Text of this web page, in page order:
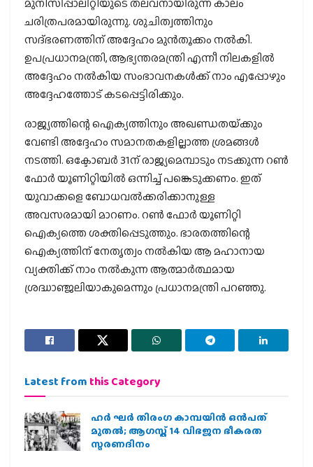
മുനിസിപ്പാലിറ്റിയുടെ തലവനായിരുന്ന കാലം
ചരിത്രപരമായിരുന്നു. ശുചിത്വത്തിനും
സദ്ഭരണത്തിന് അദ്ദേഹം മുന്‍തൂക്കം നല്‍കി.
ഉപപ്രധാനമന്ത്രി, ആഭ്യന്തരമന്ത്രി എന്നീ നിലകളില്‍
അദ്ദേഹം നല്‍കിയ സംഭാവനകള്‍ക്ക് നാം എപ്പോഴും
അദ്ദേഹത്തോട് കടപ്പെട്ടിരിക്കും.
രാജ്യത്തിന്റെ ഐക്യത്തിനും അഖണ്ഡതയ്‌ക്കും
വേണ്ടി അദ്ദേഹം സമാനതകളില്ലാത്ത ശ്രമങ്ങള്‍
നടത്തി. ഒക്ടോബര്‍ 31ന് രാജ്യമെമ്പാടും നടക്കുന്ന റണ്‍
ഫോര്‍ യൂണിറ്റിയില്‍ ഒന്നിച്ച് പങ്കെടുക്കണം. ഇത്
യുവാക്കളെ ബോധവല്‍ക്കരിക്കാനുള്ള
അവസരമായി മാറണം. റണ്‍ ഫോര്‍ യൂണിറ്റി
ഐക്യത്തെ ശക്തിപ്പെടുത്തും. ഭാരതത്തിന്റെ
ഐക്യത്തിന് നേതൃത്വം നല്‍കിയ ആ മഹാനായ
വ്യക്തിക്ക് നാം നല്‍കുന്ന ആത്മാര്‍ത്ഥമായ
ശ്രദ്ധാഞ്ജലിയാകുമെന്നും പ്രധാനമന്ത്രി പറഞ്ഞു.
Latest from this Category
ഹര്‍ ഘര്‍ തിരംഗ കാമ്പയിന്‍ ഒന്‍പത്
മുതല്‍; ആഗസ്ത് 14 വിഭജന ഭീകരത
സ്മരണദിനം